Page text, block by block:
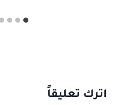
اترك تعليقاً